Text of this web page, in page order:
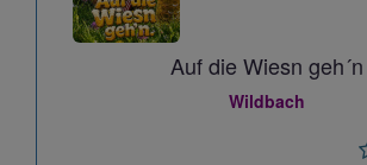
Auf die Wiesn geh´n
Wildbach